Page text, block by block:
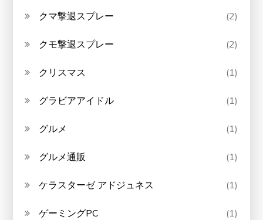
クマ撃退スプレー (2)
クモ撃退スプレー (2)
クリスマス (1)
グラビアアイドル (1)
グルメ (1)
グルメ通販 (1)
ケラスターゼ アドジュネス (1)
ゲーミングPC (1)